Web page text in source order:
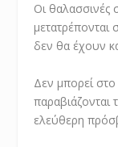
Οι θαλασσινές
μετατρέπονται
δεν θα έχουν
Δεν μπορεί
παραβιάζονται
ελεύθερη